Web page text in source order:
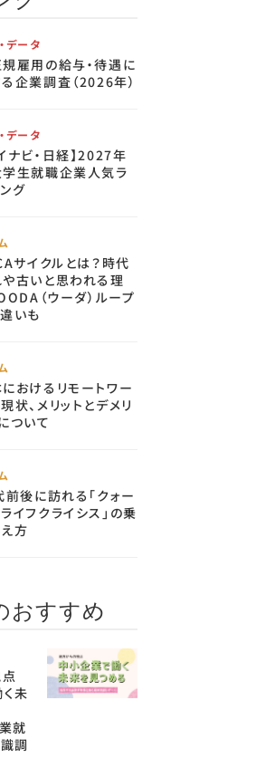
データ
雇用の給与・待遇に
企業調査（2026年）
データ
ナビ・日経】2027年
生就職企業人気ラ
グ
サイクルとは？時代
古いと思われる理
（ウーダ）ループ
いも
おけるリモートワー
状、メリットとデメリ
ついて
後に訪れる「クォー
イフクライシス」の乗
方
おすすめ
点
未
就
調